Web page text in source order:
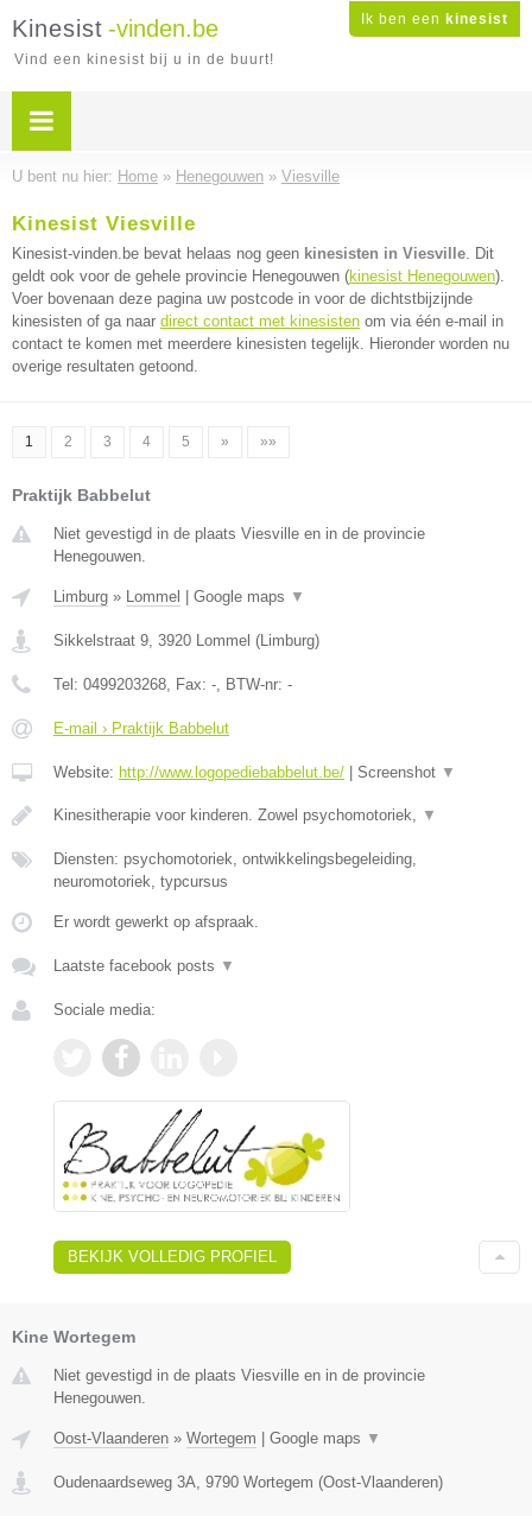
Ik ben een kinesist
Kinesist -vinden.be
Vind een kinesist bij u in de buurt!
U bent nu hier: Home » Henegouwen » Viesville
Kinesist Viesville
Kinesist-vinden.be bevat helaas nog geen kinesisten in Viesville. Dit
geldt ook voor de gehele provincie Henegouwen (kinesist Henegouwen).
Voer bovenaan deze pagina uw postcode in voor de dichtstbijzijnde
kinesisten of ga naar direct contact met kinesisten om via één e-mail in
contact te komen met meerdere kinesisten tegelijk. Hieronder worden nu
overige resultaten getoond.
1 2 3 4 5 » »»
Praktijk Babbelut
Niet gevestigd in de plaats Viesville en in de provincie
Henegouwen.
Limburg » Lommel Google maps ▼
Sikkelstraat 9, 3920 Lommel (Limburg)
Tel: 0499203268, Fax: -, BTW-nr: -
E-mail › Praktijk Babbelut
Website: http://www.logopediebabbelut.be/ Screenshot ▼
Kinesitherapie voor kinderen. Zowel psychomotoriek, ▼
Diensten: psychomotoriek, ontwikkelingsbegeleiding,
neuromotoriek, typcursus
Er wordt gewerkt op afspraak.
Laatste facebook posts ▼
Sociale media:
BEKIJK VOLLEDIG PROFIEL
Kine Wortegem
Niet gevestigd in de plaats Viesville en in de provincie
Henegouwen.
Oost-Vlaanderen » Wortegem Google maps ▼
Oudenaardseweg 3A, 9790 Wortegem (Oost-Vlaanderen)